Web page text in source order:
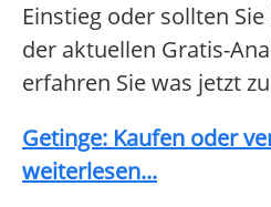
Einstieg oder sollten
der aktuellen Gratis-
erfahren Sie was jetzt
Getinge: Kaufen oder
weiterlesen...